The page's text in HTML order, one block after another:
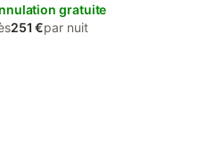
gratuite
251 €par nuit